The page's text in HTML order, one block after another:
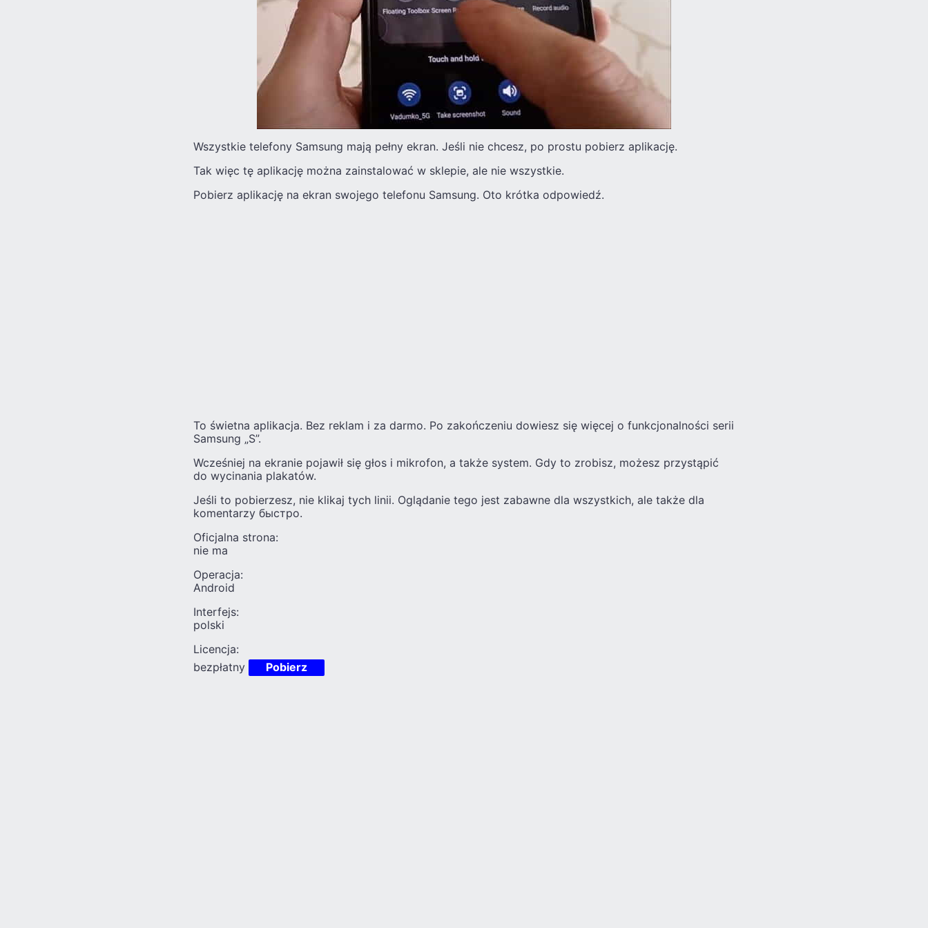
Wszystkie telefony Samsung mają pełny ekran. Jeśli nie chcesz, po prostu pobierz aplikację.
Tak więc tę aplikację można zainstalować w sklepie, ale nie wszystkie.
Pobierz aplikację na ekran swojego telefonu Samsung. Oto krótka odpowiedź.
To świetna aplikacja. Bez reklam i za darmo. Po zakończeniu dowiesz się więcej o funkcjonalności serii
Samsung „S”.
Wcześniej na ekranie pojawił się głos i mikrofon, a także system. Gdy to zrobisz, możesz przystąpić
do wycinania plakatów.
Jeśli to pobierzesz, nie klikaj tych linii. Oglądanie tego jest zabawne dla wszystkich, ale także dla
komentarzy быстро.
Oficjalna strona:
nie ma
Operacja:
Android
Interfejs:
polski
Licencja:
bezpłatny
Pobierz